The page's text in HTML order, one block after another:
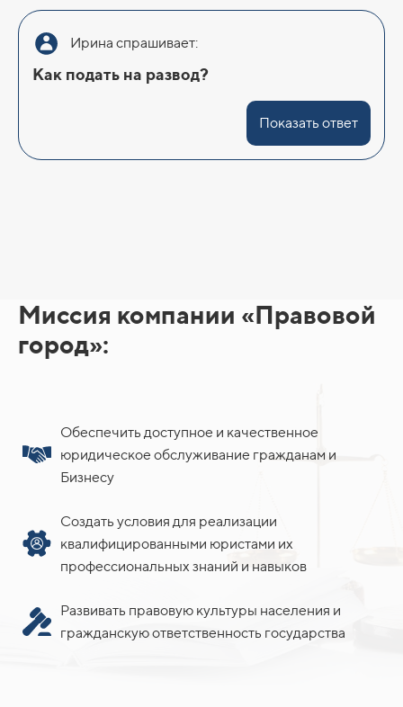
Ирина спрашивает:
Как подать на развод?
Показать ответ
Миссия компании «Правовой
город»:
Обеспечить доступное и качественное
юридическое обслуживание гражданам и
Бизнесу
Создать условия для реализации
квалифицированными юристами их
профессиональных знаний и навыков
Развивать правовую культуры населения и
гражданскую ответственность государства